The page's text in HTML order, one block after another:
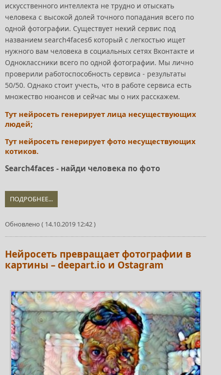
искусственного интеллекта не трудно и отыскать
человека с высокой долей точного попадания всего по
одной фотографии. Существует некий сервис под
названием search4facesб который с легкостью ищет
нужного вам человека в социальных сетях Вконтакте и
Одноклассники всего по одной фотографии. Мы лично
проверили работоспособность сервиса - результаты
50/50. Однако стоит учесть, что в работе сервиса есть
множество нюансов и сейчас мы о них расскажем.
Тут нейросеть генерирует лица несуществующих
людей;
Тут нейросеть генерирует фото несуществующих
котиков.
Search4faces - найди человека по фото
ПОДРОБНЕЕ...
Обновлено ( 14.10.2019 12:42 )
Нейросеть превращает фотографии в
картины – deepart.io и Ostagram